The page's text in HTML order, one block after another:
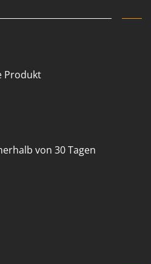
Produkt
von 30 Tagen